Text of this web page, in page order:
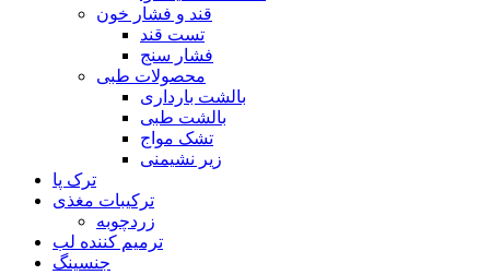
قند و فشار خون
تست قند
فشار سنج
محصولات طبی
بالشت بارداری
بالشت طبی
تشک مواج
زیر نشیمنی
ترک پا
ترکیبات مغذی
زردچوبه
ترمیم کننده لب
جنسینگ